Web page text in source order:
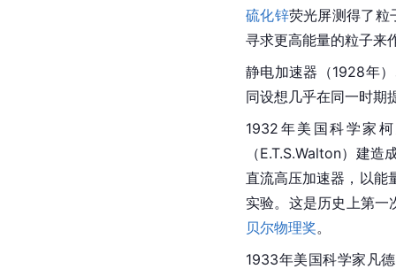
硫化锌荧光屏测得了粒
寻求更高能量的粒子来
静电加速器 （1928年
同设想几乎在同一时期
1932年美国科学家
（E.T.S.Walton）建
直流高压加速器，以能
实验。这是历史上第一
贝尔物理奖。
1933年美国科学家凡德